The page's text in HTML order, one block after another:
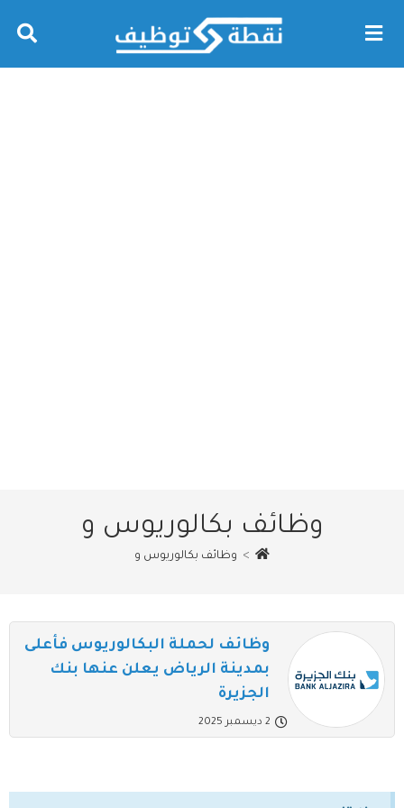
وظائف بكالوريوس و
> وظائف بكالوريوس و
وظائف لحملة البكالوريوس فأعلى
بمدينة الرياض يعلن عنها بنك
الجزيرة
2 ديسمبر 2025